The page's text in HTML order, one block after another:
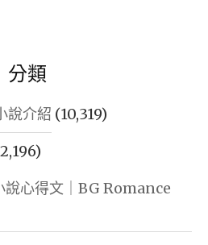
分類
說介紹 (10,319)
說心得文｜BG Romance